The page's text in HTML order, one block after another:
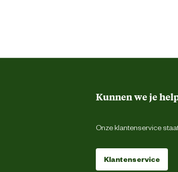
Kunnen we je
Onze klantenservice
Klantenservice